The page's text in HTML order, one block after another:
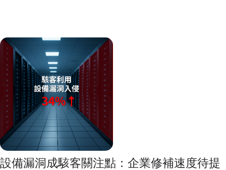
設備漏洞成駭客關注點：企業修補速度待提